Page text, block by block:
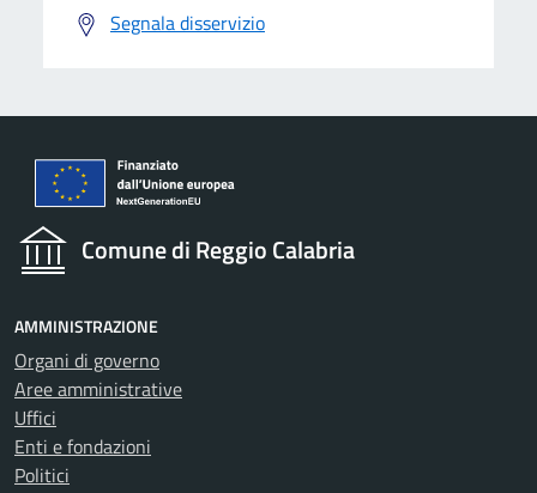
Segnala disservizio
Comune di Reggio Calabria
AMMINISTRAZIONE
Organi di governo
Aree amministrative
Uffici
Enti e fondazioni
Politici